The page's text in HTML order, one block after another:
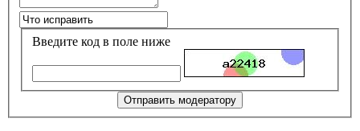
Введите код в поле ниже
Отправить модератору